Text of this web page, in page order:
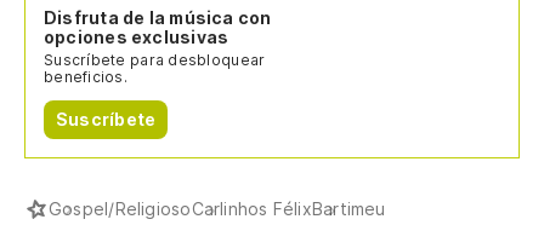
Disfruta de la música con
opciones exclusivas
Suscríbete para desbloquear
beneficios.
Suscríbete
Gospel/ReligiosoCarlinhos FélixBartimeu